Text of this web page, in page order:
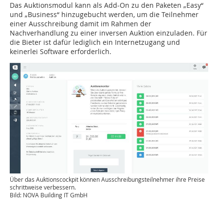
Das Auktionsmodul kann als Add-On zu den Paketen „Easy“
und „Business“ hinzugebucht werden, um die Teilnehmer
einer Ausschreibung damit im Rahmen der
Nachverhandlung zu einer inversen Auktion einzuladen. Für
die Bieter ist dafür lediglich ein Internetzugang und
keinerlei Software erforderlich.
Über das Auktionscockpit können Ausschreibungsteilnehmer ihre Preise
schrittweise verbessern.
Bild: NOVA Building IT GmbH